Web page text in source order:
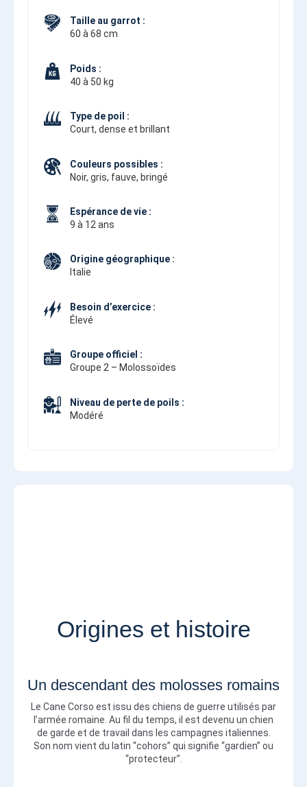
Taille au garrot :
60 à 68 cm
Poids :
40 à 50 kg
Type de poil :
Court, dense et brillant
Couleurs possibles :
Noir, gris, fauve, bringé
Espérance de vie :
9 à 12 ans
Origine géographique :
Italie
Besoin d’exercice :
Élevé
Groupe officiel :
Groupe 2 – Molossoïdes
Niveau de perte de poils :
Modéré
Origines et histoire
Un descendant des molosses romains
Le Cane Corso est issu des chiens de guerre utilisés par
l’armée romaine. Au fil du temps, il est devenu un chien
de garde et de travail dans les campagnes italiennes.
Son nom vient du latin “cohors” qui signifie “gardien” ou
“protecteur”.